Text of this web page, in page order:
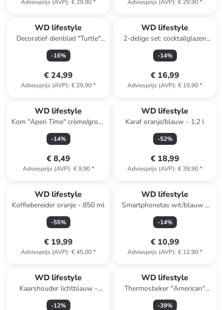
Adviesprijs (AVP): € 29,90* Adviesprijs (AVP): € 29,90*
WD lifestyle
Decoratief dienblad "Turtle"
lichtroze/wit - (L)40 x (B)24
cm
-16%
€ 24,99
Adviesprijs (AVP): € 29,90*
WD lifestyle
2-delige set: cocktailglazen
transparant/rood - 450 ml
-14%
€ 16,99
Adviesprijs (AVP): € 19,90*
WD lifestyle
Kom "Aperi Time" crème/groen
- Ø 14 cm
-14%
€ 8,49
Adviesprijs (AVP): € 9,90*
WD lifestyle
Karaf oranje/blauw - 1,2 l
-52%
€ 18,99
Adviesprijs (AVP): € 39,90*
WD lifestyle
Koffiebereider oranje - 850 ml
-55%
€ 19,99
Adviesprijs (AVP): € 45,00*
WD lifestyle
Smartphonetas wit/blauw -
(B)12 x (H)17 x (D)3 cm
-14%
€ 10,99
Adviesprijs (AVP): € 12,90*
WD lifestyle
Kaarshouder lichtblauw -
(H)12 x Ø 8,5 cm
-12%
WD lifestyle
Thermosbeker ''American''
koraalrood - 1,2 l
-39%